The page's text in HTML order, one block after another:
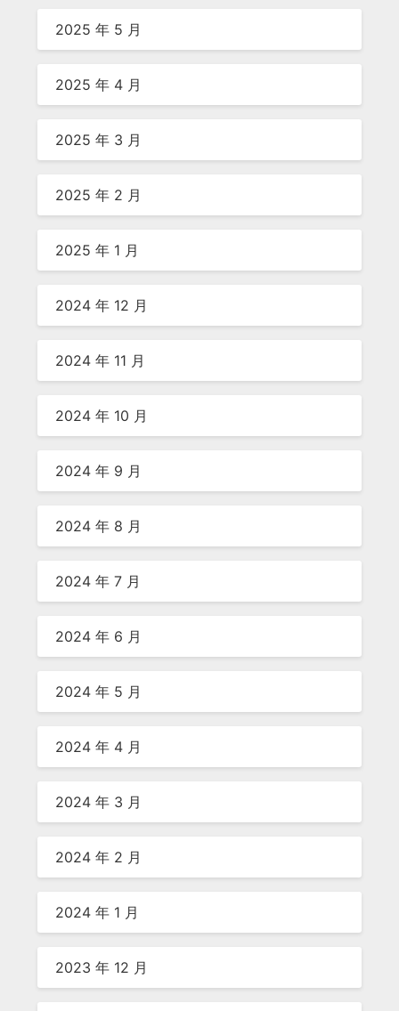
2025 年 5 月
2025 年 4 月
2025 年 3 月
2025 年 2 月
2025 年 1 月
2024 年 12 月
2024 年 11 月
2024 年 10 月
2024 年 9 月
2024 年 8 月
2024 年 7 月
2024 年 6 月
2024 年 5 月
2024 年 4 月
2024 年 3 月
2024 年 2 月
2024 年 1 月
2023 年 12 月